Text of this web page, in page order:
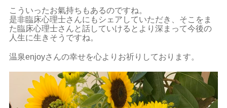
こういったお氣持ちもあるのですね。
是非臨床心理士さんにもシェアしていただき、そこをま
た臨床心理士さんと話していけるとより深まって今後の
人生に生きそうですね。
温泉enjoyさんの幸せを心よりお祈りしております。